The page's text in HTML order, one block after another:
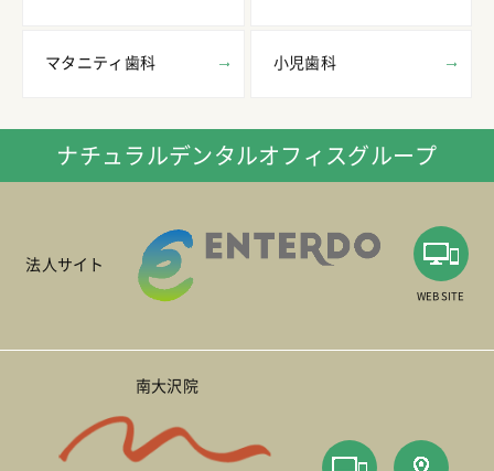
マタニティ歯科 小児歯科
ナチュラルデンタルオフィスグループ
法人サイト
WEB SITE
南大沢院